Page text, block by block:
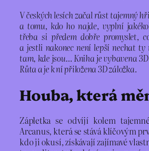
V českých lesích začal růst tajemný
a tomu, kdo ho najde, vyplní
třeba si předem dobře promyslet,
a jestli nakonec není lepší nechat
tam, kde jsou… Kniha je vybavena
Růta a je k ní přiložena 3D záložka.
Houba, která
Zápletka se odvíjí kolem
Arcanus, která se stává klíčovým
kdo ji okusí, získávají zajímavé